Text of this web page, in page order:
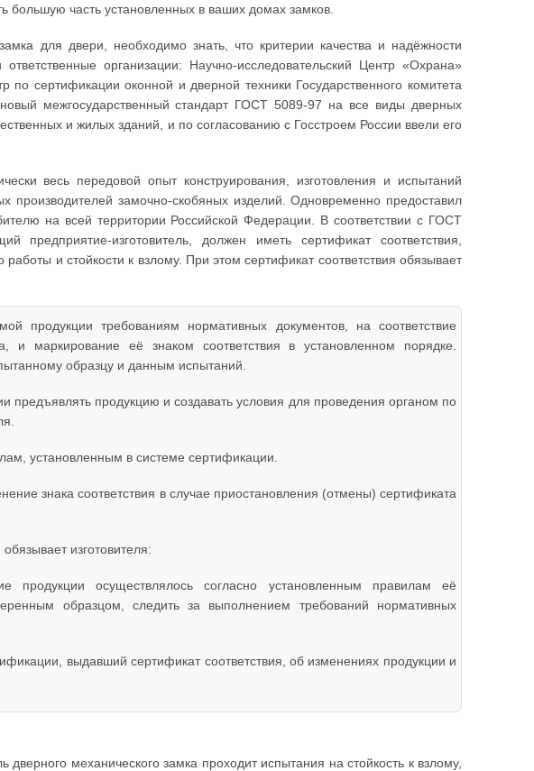
большую часть установленных в ваших домах замков.
для двери, необходимо знать, что критерии качества и надёжности
организации: Научно-исследовательский Центр «Охрана»
сертификации оконной и дверной техники Государственного комитета
межгосударственный стандарт ГОСТ 5089-97 на все виды дверных
и жилых зданий, и по согласованию с Госстроем России ввели его
весь передовой опыт конструирования, изготовления и испытаний
производителей замочно-скобяных изделий. Одновременно предоставил
на всей территории Российской Федерации. В соответствии с ГОСТ
изготовитель, должен иметь сертификат соответствия,
и стойкости к взлому. При этом сертификат соответствия обязывает
продукции требованиям нормативных документов, на соответствие
и маркирование её знаком соответствия в установленном порядке.
образцу и данным испытаний.
предъявлять продукцию и создавать условия для проведения органом по
установленным в системе сертификации.
знака соответствия в случае приостановления (отмены) сертификата
изготовителя:
продукции осуществлялось согласно установленным правилам её
образцом, следить за выполнением требований нормативных
выдавший сертификат соответствия, об изменениях продукции и
механического замка проходит испытания на стойкость к взлому,